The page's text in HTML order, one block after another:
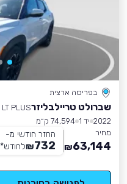
בפריסה ארצית
שברולט טריילבליזרLT PLUS
2022 יד 1
74,594 ק״מ
מחיר
63,144
₪
החזר חודשי מ-
732
₪לחודש*